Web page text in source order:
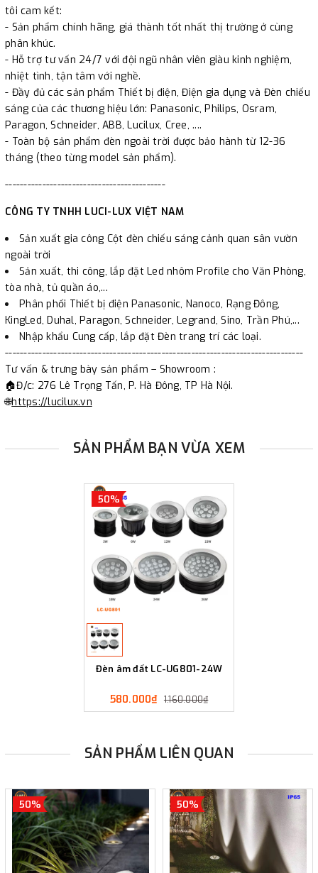
tôi cam kết:
- Sản phẩm chính hãng, giá thành tốt nhất thị trường ở cùng
phân khúc.
- Hỗ trợ tư vấn 24/7 với đội ngũ nhân viên giàu kinh nghiệm,
nhiệt tình, tận tâm với nghề.
- Đầy đủ các sản phẩm Thiết bị điện, Điện gia dụng và Đèn chiếu
sáng của các thương hiệu lớn: Panasonic, Philips, Osram,
Paragon, Schneider, ABB, Lucilux, Cree, ....
- Toàn bộ sản phẩm đèn ngoài trời được bảo hành từ 12-36
tháng (theo từng model sản phẩm).
-------------------------------------------
CÔNG TY TNHH LUCI-LUX VIỆT NAM
Sản xuất gia công Cột đèn chiếu sáng cảnh quan sân vườn
ngoài trời
Sản xuất, thi công, lắp đặt Led nhôm Profile cho Văn Phòng,
tòa nhà, tủ quần áo,...
Phân phối Thiết bị điện Panasonic, Nanoco, Rạng Đông,
KingLed, Duhal, Paragon, Schneider, Legrand, Sino, Trần Phú,...
Nhập khẩu Cung cấp, lắp đặt Đèn trang trí các loại.
--------------------------------------------------------------------------------
Tư vấn & trưng bày sản phẩm – Showroom :
🏠Đ/c: 276 Lê Trọng Tấn, P. Hà Đông, TP Hà Nội.
🌐https://lucilux.vn
SẢN PHẨM BẠN VỪA XEM
50%
Đèn âm đất LC-UG801-24W
580.000₫ 1.160.000₫
SẢN PHẨM LIÊN QUAN
50% 50%